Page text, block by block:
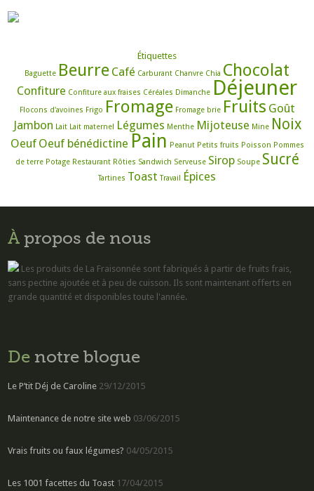
Étiquettes
Baguette Beurre Café Carburant Chanvre Chia Chocolat
Confiture Confiture aux fraises Céréales Dimanche Déjeuner
Flocons d'avoines Frigo Fromage Fromage brie Fruits Goût
Jambon Lait Lait maternel Légumes Menthe Mijoteuse Mine Noix
Oeuf Oeuf bénédictine Pain Peanut Petits fruits Poisson Pommes
de terre Potage Restaurant Rôties Sandwich Serveuse Sirop Soupe Sucré
Tartines Toast Travail Épices
À propos de nous
Les produits de La Fraisonnée sont fabriqués à partir de fruits frais,
sans pectine ajoutée et à peu de cuisson. Ils sont maintenant offerts en
grande quantité et disponibles toute l'année.
De notre blogue
Le P’tit Déj de Caroline 29/12/2015
Maintenance de notre site web 03/06/2015
Vrais fruits ou faux légumes? 04/05/2015
Les 1001 facettes du Toast 17/04/2015